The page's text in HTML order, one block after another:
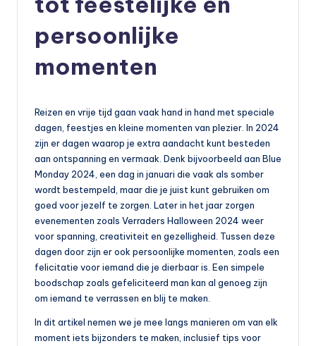
persoonlijke
momenten
Reizen en vrije tijd gaan vaak hand in hand met speciale
dagen, feestjes en kleine momenten van plezier. In 2024
zijn er dagen waarop je extra aandacht kunt besteden
aan ontspanning en vermaak. Denk bijvoorbeeld aan Blue
Monday 2024, een dag in januari die vaak als somber
wordt bestempeld, maar die je juist kunt gebruiken om
goed voor jezelf te zorgen. Later in het jaar zorgen
evenementen zoals Verraders Halloween 2024 weer
voor spanning, creativiteit en gezelligheid. Tussen deze
dagen door zijn er ook persoonlijke momenten, zoals een
felicitatie voor iemand die je dierbaar is. Een simpele
boodschap zoals gefeliciteerd man kan al genoeg zijn
om iemand te verrassen en blij te maken.
In dit artikel nemen we je mee langs manieren om van elk
moment iets bijzonders te maken, inclusief tips voor